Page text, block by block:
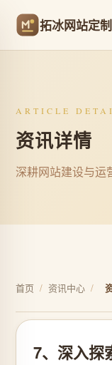
拓冰网站定制
ARTICLE
资讯详情
深耕网站建设与运
首页 / 资讯中心 /
7、深入探